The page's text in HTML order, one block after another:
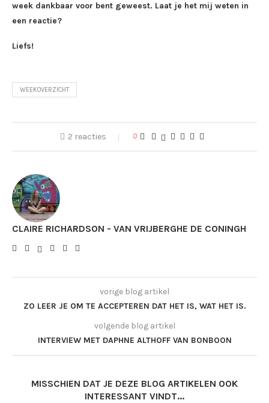
week dankbaar voor bent geweest. Laat je het mij weten in
een reactie?
Liefs!
WEEKOVERZICHT
2 reacties 0
CLAIRE RICHARDSON - VAN VRIJBERGHE DE CONINGH
vorige blog artikel
ZO LEER JE OM TE ACCEPTEREN DAT HET IS, WAT HET IS.
volgende blog artikel
INTERVIEW MET DAPHNE ALTHOFF VAN BONBOON
MISSCHIEN DAT JE DEZE BLOG ARTIKELEN OOK
INTERESSANT VINDT...